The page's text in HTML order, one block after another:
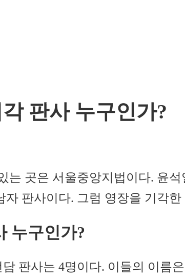
판사 누구인가?
는 곳은 서울중앙지법이다. 윤
판사이다. 그럼 영장을 기각
누구인가?
판사는 4명이다. 이들의 이름